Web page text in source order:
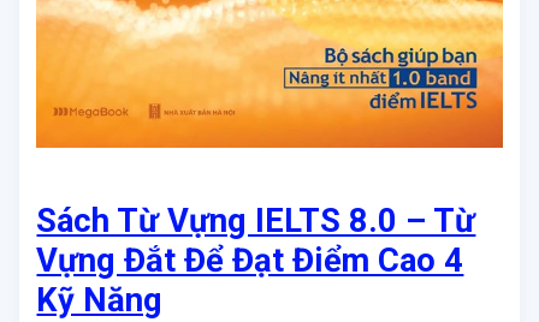
Sách Từ Vựng IELTS 8.0 – Từ
Vựng Đắt Để Đạt Điểm Cao 4
Kỹ Năng